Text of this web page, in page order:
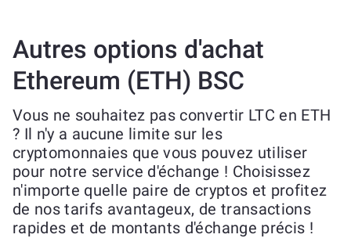
Autres options d'achat
Ethereum (ETH) BSC
Vous ne souhaitez pas convertir LTC en ETH
? Il n'y a aucune limite sur les
cryptomonnaies que vous pouvez utiliser
pour notre service d'échange ! Choisissez
n'importe quelle paire de cryptos et profitez
de nos tarifs avantageux, de transactions
rapides et de montants d'échange précis !